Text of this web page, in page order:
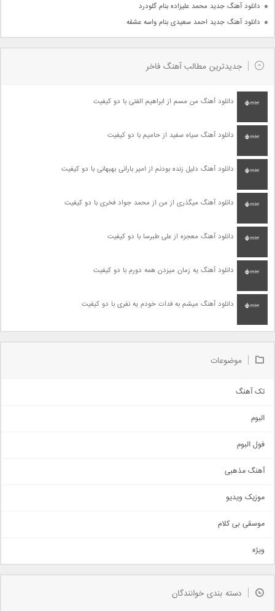
دانلود آهنگ جدید محمد علیزاده بنام گلودرد
دانلود آهنگ جدید احمد سعیدی بنام واسه عشقه
جدیدترین مطالب آهنگ فاخر
دانلود آهنگ من مسم از ابراهیم الفتی با دو کیفیت
دانلود آهنگ سیاه سفید از حامیم با دو کیفیت
دانلود آهنگ دلیل زنده بودنم از امیر بارانی بهبهانی با دو کیفیت
دانلود آهنگ میگذری از من از محمد جواد فخری با دو کیفیت
دانلود آهنگ معجزه از علی طبرسا با دو کیفیت
دانلود آهنگ یه زمان میزدن همه دورم با دو کیفیت
دانلود آهنگ میشم به فدات خودم یه نفری با دو کیفیت
موضوعات
تک آهنگ
اجتماعی
حماسی
سنتی
اهنگ بندرعباسی
دمو
مذهبی
جدیدترین ها
البوم
فول البوم
آهنگ مذهبی
موزیک ویدیو
موسقی بی کلام
ویژه
دسته بندی خوانندگان